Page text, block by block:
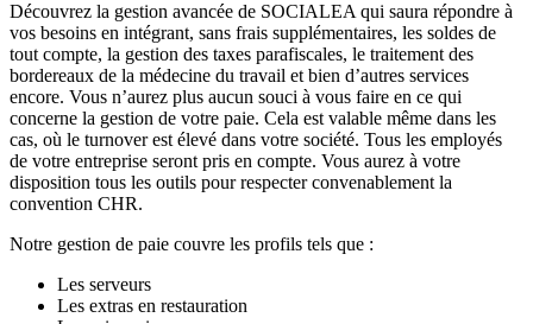
Découvrez la gestion avancée de SOCIALEA qui saura répondre à
vos besoins en intégrant, sans frais supplémentaires, les soldes de
tout compte, la gestion des taxes parafiscales, le traitement des
bordereaux de la médecine du travail et bien d’autres services
encore. Vous n’aurez plus aucun souci à vous faire en ce qui
concerne la gestion de votre paie. Cela est valable même dans les
cas, où le turnover est élevé dans votre société. Tous les employés
de votre entreprise seront pris en compte. Vous aurez à votre
disposition tous les outils pour respecter convenablement la
convention CHR.
Notre gestion de paie couvre les profils tels que :
Les serveurs
Les extras en restauration